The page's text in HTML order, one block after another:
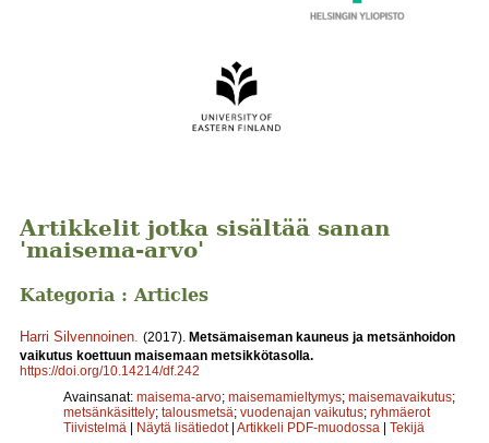
Artikkelit jotka sisältää sanan
'maisema-arvo'
Kategoria : Articles
Harri Silvennoinen (2017). Metsämaiseman kauneus ja metsänhoidon
vaikutus koettuun maisemaan metsikkötasolla.
https://doi.org/10.14214/df.242
Avainsanat: maisema-arvo; maisemamieltymys; maisemavaikutus;
metsänkäsittely; talousmetsä; vuodenajan vaikutus; ryhmäerot
Tiivistelmä | Näytä lisätiedot | Artikkeli PDF-muodossa | Tekijä